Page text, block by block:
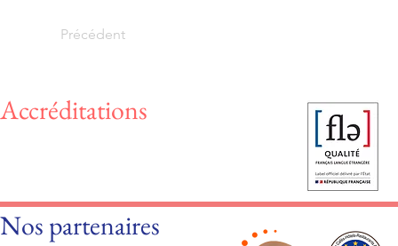
Précédent
Accréditations
Nos partenaires